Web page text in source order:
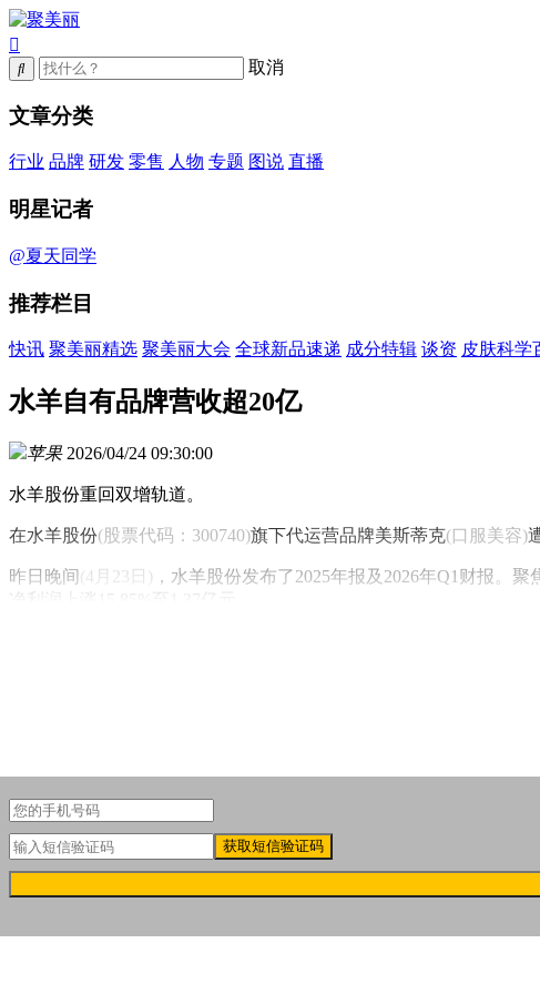
取消
文章分类
行业 品牌 研发 零售 人物 专题 图说 直播
明星记者
@夏天同学
推荐栏目
快讯 聚美丽精选 聚美丽大会 全球新品速递 成分特辑 谈资 皮肤科学
水羊自有品牌营收超20亿
苹果 2026/04/24 09:30:00
水羊股份重回双增轨道。
在水羊股份(股票代码：300740)旗下代运营品牌美斯蒂克(口服美容)
昨日晚间(4月23日) ，水羊股份发布了2025年报及2026年Q1财报。
净利润上涨15.85%至1.37亿元。
获取短信验证码